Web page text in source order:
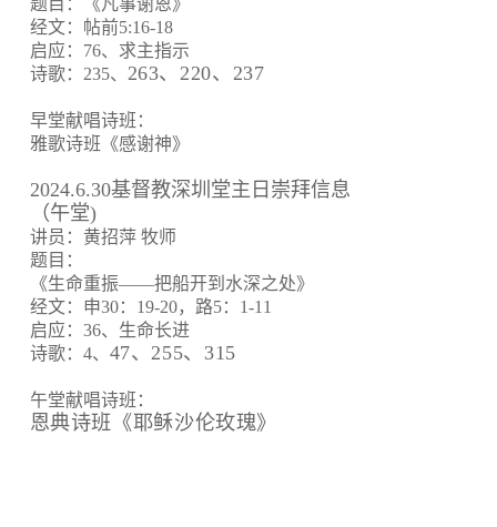
题目：《凡事谢恩》
经文：帖前5:16-18
启应：76、求主指示
诗歌：235、 263、220、237
早堂献唱诗班：
雅歌诗班《感谢神》
2024.6.30基督教深圳堂主日崇拜信息
（午堂)
讲员：黄招萍 牧师
题目：
《生命重振——把船开到水深之处》
经文：申30：19-20，路5：1-11
启应：36、生命长进
诗歌：4、 47、255、315
午堂献唱诗班：
恩典诗班《耶稣沙伦玫瑰》